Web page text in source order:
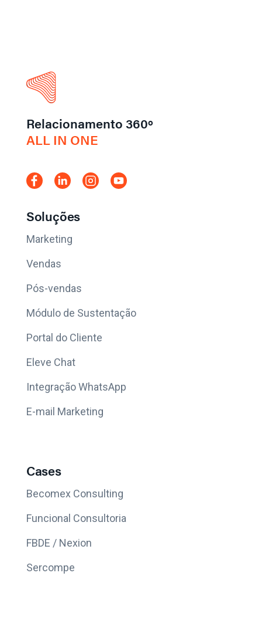
Relacionamento 360º
ALL IN ONE
Soluções
Marketing
Vendas
Pós-vendas
Módulo de Sustentação
Portal do Cliente
Eleve Chat
Integração WhatsApp
E-mail Marketing
Cases
Becomex Consulting
Funcional Consultoria
FBDE / Nexion
Sercompe